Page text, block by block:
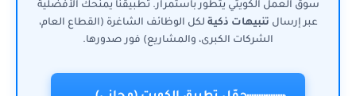
سوق العمل الكويتي يتطور باستمرار. تطبيقنا يمنحك الأفضلية
عبر إرسال تنبيهات ذكية لكل الوظائف الشاغرة (القطاع العام،
الشركات الكبرى، والمشاريع) فور صدورها.